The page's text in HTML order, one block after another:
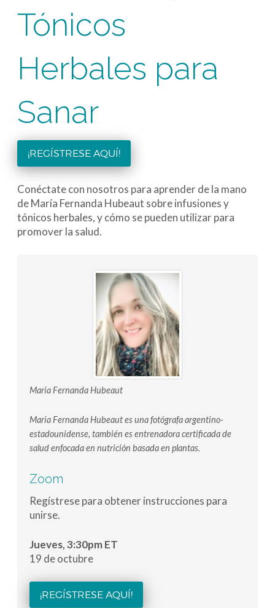
Tónicos
Herbales para
Sanar
¡REGÍSTRESE AQUÍ!
Conéctate con nosotros para aprender de la mano
de María Fernanda Hubeaut sobre infusiones y
tónicos herbales, y cómo se pueden utilizar para
promover la salud.
Maria Fernanda Hubeaut
Maria Fernanda Hubeaut es una fotógrafa argentino-
estadounidense, también es entrenadora certificada de
salud enfocada en nutrición basada en plantas.
Zoom
Regístrese para obtener instrucciones para
unirse.
Jueves, 3:30pm ET
19 de octubre
¡REGÍSTRESE AQUÍ!